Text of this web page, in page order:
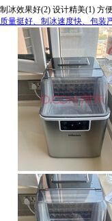
制冰效果好(2) 设计精美(1) 方
质量挺好、制冰速度快、包装